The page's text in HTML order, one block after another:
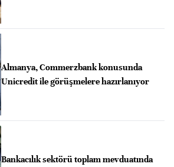
Almanya, Commerzbank konusunda
Unicredit ile görüşmelere hazırlanıyor
Bankacılık sektörü toplam mevduatında